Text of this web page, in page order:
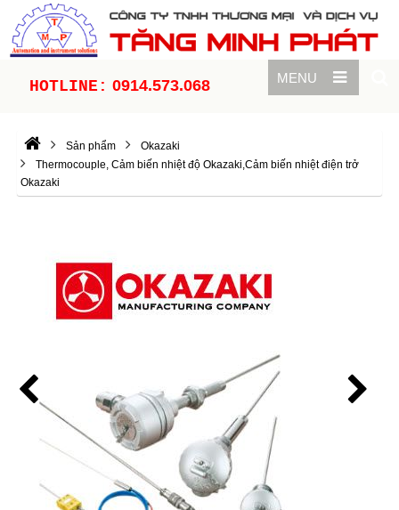
HOTLINE: 0914.573.068 MENU
Sản phẩm
Okazaki
Thermocouple, Cảm biến nhiệt độ Okazaki,Cảm biến nhiệt điện trở
Okazaki